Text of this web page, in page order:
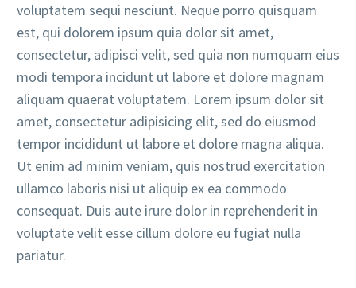
voluptatem sequi nesciunt. Neque porro quisquam
est, qui dolorem ipsum quia dolor sit amet,
consectetur, adipisci velit, sed quia non numquam eius
modi tempora incidunt ut labore et dolore magnam
aliquam quaerat voluptatem. Lorem ipsum dolor sit
amet, consectetur adipisicing elit, sed do eiusmod
tempor incididunt ut labore et dolore magna aliqua.
Ut enim ad minim veniam, quis nostrud exercitation
ullamco laboris nisi ut aliquip ex ea commodo
consequat. Duis aute irure dolor in reprehenderit in
voluptate velit esse cillum dolore eu fugiat nulla
pariatur.